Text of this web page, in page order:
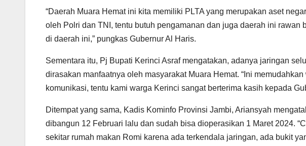
“Daerah Muara Hemat ini kita memiliki PLTA yang merupakan aset
oleh Polri dan TNI, tentu butuh pengamanan dan juga daerah ini
di daerah ini,” pungkas Gubernur Al Haris.
Sementara itu, Pj Bupati Kerinci Asraf mengatakan, adanya jaringan
dirasakan manfaatnya oleh masyarakat Muara Hemat. “Ini
komunikasi, tentu kami warga Kerinci sangat berterima kasih kepada
Ditempat yang sama, Kadis Kominfo Provinsi Jambi, Ariansyah
dibangun 12 Februari lalu dan sudah bisa dioperasikan 1 Maret 2024.
sekitar rumah makan Romi karena ada terkendala jaringan, ada bukit